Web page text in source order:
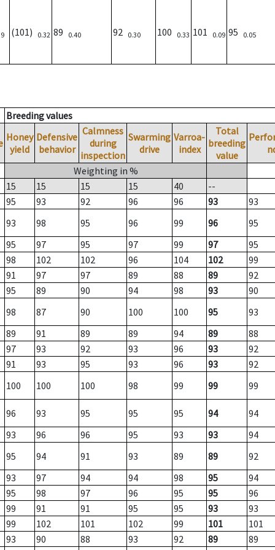
(101) 0.32 89 0.40 92 0.30 100 0.33 101 0.09 95 0.05
Breeding values
Honey
yield
Defensive
behavior
Calmness
during
inspection
Swarming
drive
Varroa-
index
Total
breeding
value
Weighting in %
15
15 15 15 40
--
95
93 92 96 96 93
93
93
98 95 96 99 96
95
95
97 95 97 99 97
95
98
102 102 96 104 102
99
91
97 97 89 88 89
92
95
89 90 94 98 93
90
98
87 90 100 100 95
93
89
91 89 89 94 89
88
97
93 92 93 96 93
92
91
93 95 93 96 93
92
100
100 100 98 99 99 99
96 93 95 95 95 94
94
93
96 96 95 93 93
94
95
94 91 93 89 89
92
93
97 94 94 98 95
94
95
98 97 96 95 95
96
99
91 91 95 95 93
93
99
102 101 102 99 101
101
93
90 88 93 92 89 89